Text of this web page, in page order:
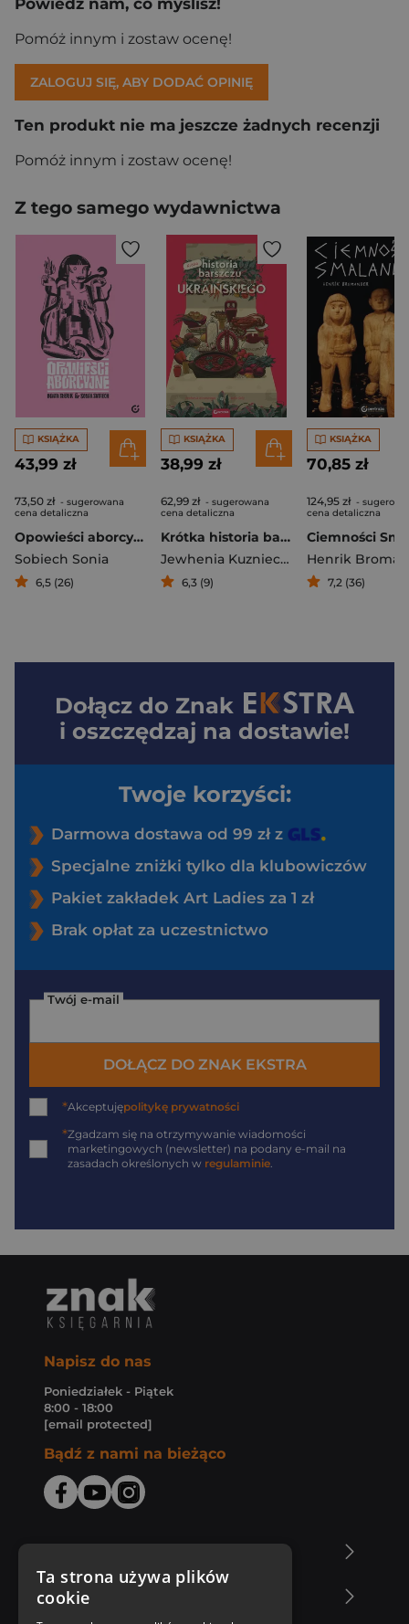
Pomóż innym i zostaw ocenę!
ZALOGUJ SIĘ, ABY DODAĆ OPINIĘ
Ten produkt nie ma jeszcze żadnych recenzji
Pomóż innym i zostaw ocenę!
Z tego samego wydawnictwa
KSIĄŻKA
43,99 zł
73,50 zł - sugerowana
cena detaliczna
Opowieści aborcyjne
Sobiech Sonia
6,5 (26)
KSIĄŻKA
38,99 zł
62,99 zł - sugerowana
cena detaliczna
Krótka historia barszczu ukraińskiego
Jewhenia Kuzniecowa
6,3 (9)
KSIĄŻKA
70,85 zł
124,95 zł -
cena detaliczna
Henrik
7,2 (36)
Dołącz do Znak
i oszczędzaj na dostawie!
Twoje korzyści:
Darmowa dostawa od 99 zł z
Specjalne zniżki tylko dla klubowiczów
Pakiet zakładek Art Ladies za 1 zł
Brak opłat za uczestnictwo
Twój e-mail
DOŁĄCZ DO ZNAK EKSTRA
*Akceptujępolitykę prywatności
*Zgadzam się na otrzymywanie wiadomości
marketingowych (newsletter) na podany e-mail na
zasadach określonych w regulaminie
Napisz do nas
Poniedziałek - Piątek
8:00 - 18:00
[email protected]
Bądź z nami na bieżąco
Zakupy u nas
Ta strona używa plików
cookie